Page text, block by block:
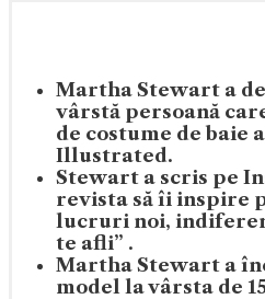
Martha Stewart a
vârstă persoană
de costume de baie
Illustrated.
Stewart a scris pe
revista să îi inspire
lucruri noi,
te afli” .
Martha Stewart a
model la vârsta de